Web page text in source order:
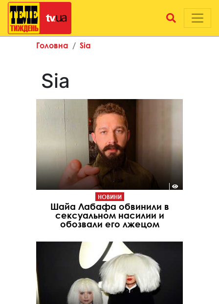
Головна Sia
Sia
НОВИНИ
Шайа Лабафа обвинили в
сексуальном насилии и
обозвали его лжецом